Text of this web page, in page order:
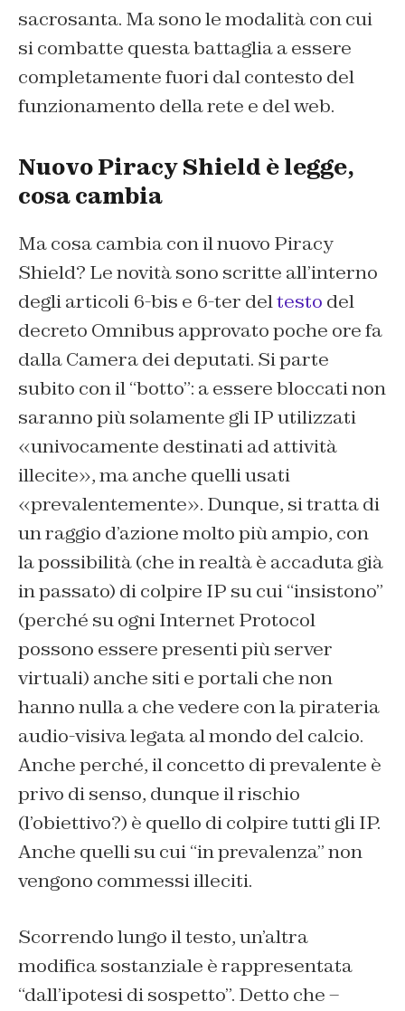
sacrosanta. Ma sono le modalità con cui
si combatte questa battaglia a essere
completamente fuori dal contesto del
funzionamento della rete e del web.
Nuovo Piracy Shield è legge,
cosa cambia
Ma cosa cambia con il nuovo Piracy
Shield? Le novità sono scritte all’interno
degli articoli 6-bis e 6-ter deltesto del
decreto Omnibus approvato poche ore fa
dalla Camera dei deputati. Si parte
subito con il “botto”: a essere bloccati non
saranno più solamente gli IP utilizzati
«univocamente destinati ad attività
illecite», ma anche quelli usati
«prevalentemente». Dunque, si tratta di
un raggio d’azione molto più ampio, con
la possibilità (che in realtà è accaduta già
in passato) di colpire IP su cui “insistono”
(perché su ogni Internet Protocol
possono essere presenti più server
virtuali) anche siti e portali che non
hanno nulla a che vedere con la pirateria
audio-visiva legata al mondo del calcio.
Anche perché, il concetto di prevalente è
privo di senso, dunque il rischio
(l’obiettivo?) è quello di colpire tutti gli IP.
Anche quelli su cui “in prevalenza” non
vengono commessi illeciti.
Scorrendo lungo il testo, un’altra
modifica sostanziale è rappresentata
“dall’ipotesi di sospetto”. Detto che –